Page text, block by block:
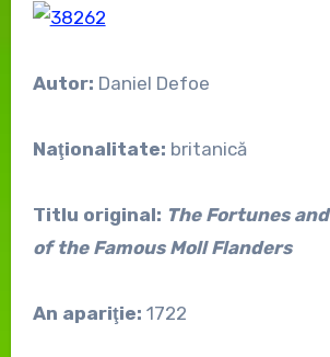
Autor: Daniel Defoe
Naţionalitate: britanică
Titlu original: The Fortunes
of the Famous Moll Flanders
An apariţie: 1722